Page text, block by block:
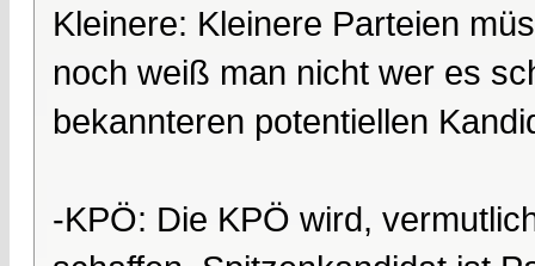
Kleinere: Kleinere Parteien
noch weiß man nicht wer es
bekannteren potentiellen
-KPÖ: Die KPÖ wird,